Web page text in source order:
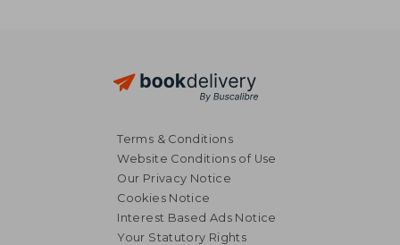
Terms & Conditions
Website Conditions of Use
Our Privacy Notice
Cookies Notice
Interest Based Ads Notice
Your Statutory Rights